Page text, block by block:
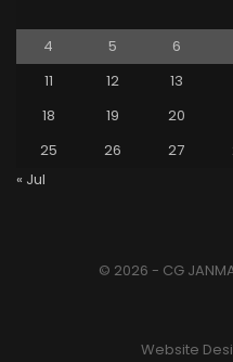
4
5 6
11
12 13
18
19 20
25
26 27
« Jul
© 2026 - CG
Website